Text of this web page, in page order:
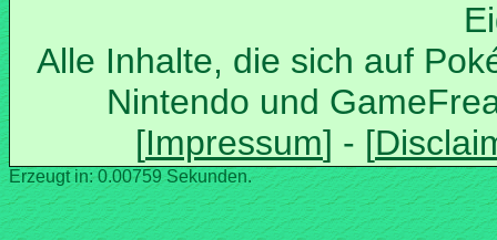
Alle Inhalte, die sich auf
Nintendo und
Erzeugt in: 0.00759 Sekunden.